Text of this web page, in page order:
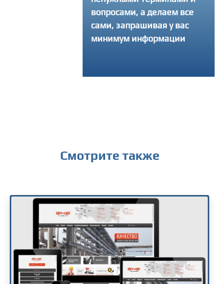
вопросами, а делаем все
сами, запрашивая у вас
минимум информации
получить
Смотрите также